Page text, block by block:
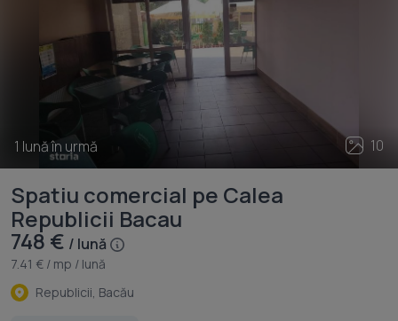
1 lună în urmă 10
Spatiu comercial pe Calea
Republicii Bacau
748 € / lună
7.41 € / mp / lună
Republicii, Bacău